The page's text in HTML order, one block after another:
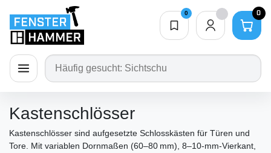
Navigation öffnen
0
Merkliste
0
0,00 €
schließen
Kastenschlösser
Kastenschlösser sind aufgesetzte Schlosskästen für Türen und
Tore. Mit variablen Dornmaßen (60–80 mm), 8–10‑mm‑Vierkant,